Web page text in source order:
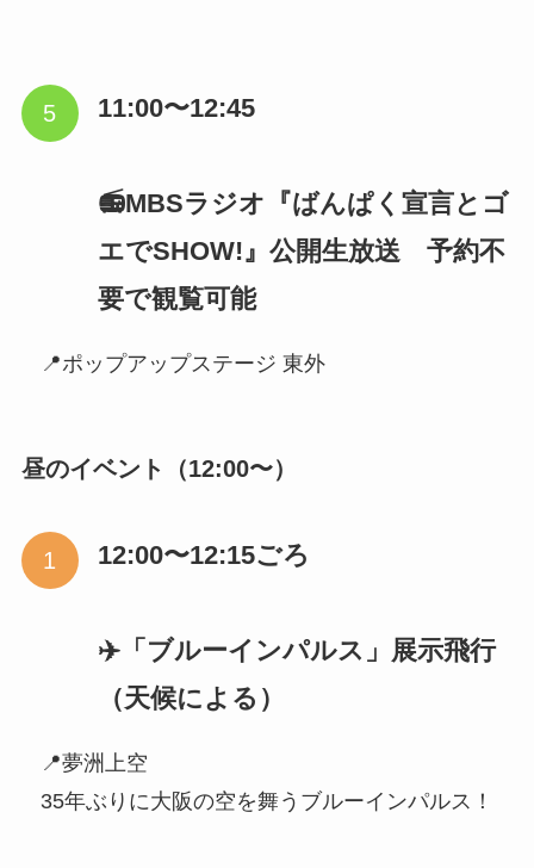
11:00〜12:45
📻MBSラジオ『ばんぱく宣言とゴ
エでSHOW!』公開生放送 予約不
要で観覧可能
📍ポップアップステージ 東外
昼のイベント（12:00〜）
12:00〜12:15ごろ
✈️「ブルーインパルス」展示飛行
（天候による）
📍夢洲上空
35年ぶりに大阪の空を舞うブルーインパルス！